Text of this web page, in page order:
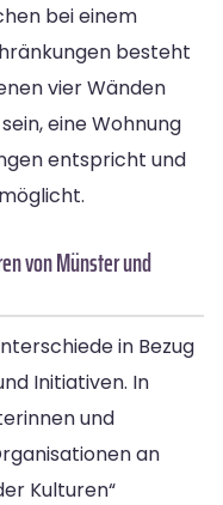
bei einem
besteht
vier Wänden
eine Wohnung
entspricht und
von Münster und
in Bezug
Initiativen. In
und
an
Kulturen“